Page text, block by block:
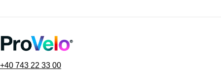
+40 743 22 33 00